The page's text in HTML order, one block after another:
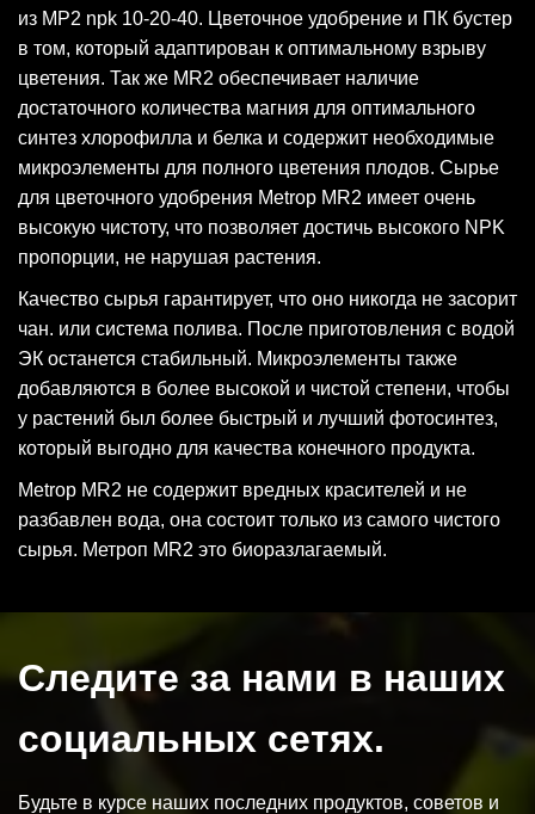
из МР2 npk 10-20-40. Цветочное удобрение и ПК бустер
в том, который адаптирован к оптимальному взрыву
цветения. Так же MR2 обеспечивает наличие
достаточного количества магния для оптимального
синтез хлорофилла и белка и содержит необходимые
микроэлементы для полного цветения плодов. Сырье
для цветочного удобрения Metrop MR2 имеет очень
высокую чистоту, что позволяет достичь высокого NPK
пропорции, не нарушая растения.
Качество сырья гарантирует, что оно никогда не засорит
чан. или система полива. После приготовления с водой
ЭК останется стабильный. Микроэлементы также
добавляются в более высокой и чистой степени, чтобы
у растений был более быстрый и лучший фотосинтез,
который выгодно для качества конечного продукта.
Metrop MR2 не содержит вредных красителей и не
разбавлен вода, она состоит только из самого чистого
сырья. Метроп MR2 это биоразлагаемый.
Следите за нами в наших
социальных сетях.
Будьте в курсе наших последних продуктов, советов и